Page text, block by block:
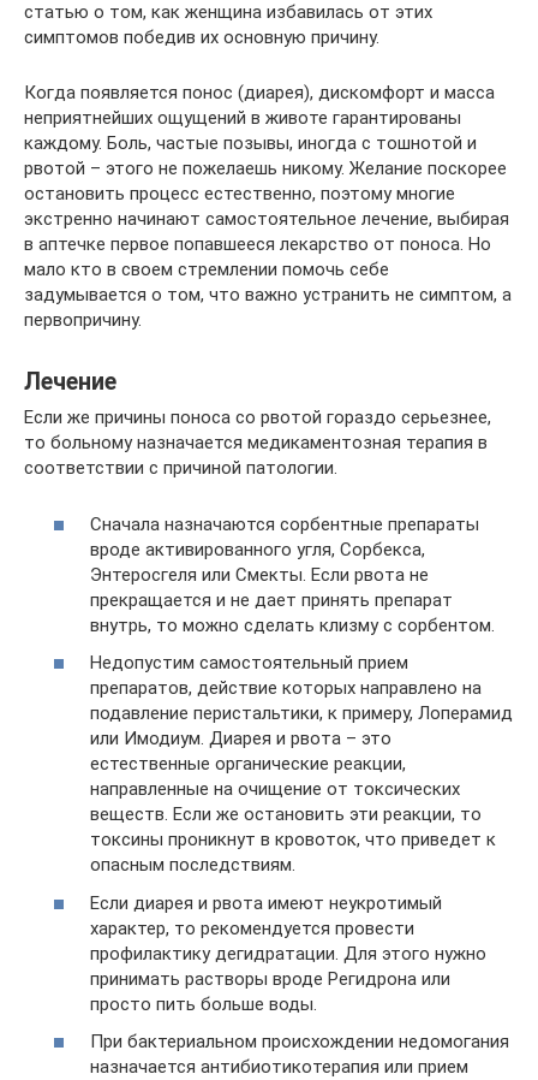
статью о том, как женщина избавилась от этих
симптомов победив их основную причину.
Когда появляется понос (диарея), дискомфорт и масса
неприятнейших ощущений в животе гарантированы
каждому. Боль, частые позывы, иногда с тошнотой и
рвотой – этого не пожелаешь никому. Желание поскорее
остановить процесс естественно, поэтому многие
экстренно начинают самостоятельное лечение, выбирая
в аптечке первое попавшееся лекарство от поноса. Но
мало кто в своем стремлении помочь себе
задумывается о том, что важно устранить не симптом, а
первопричину.
Лечение
Если же причины поноса со рвотой гораздо серьезнее,
то больному назначается медикаментозная терапия в
соответствии с причиной патологии.
Сначала назначаются сорбентные препараты
вроде активированного угля, Сорбекса,
Энтеросгеля или Смекты. Если рвота не
прекращается и не дает принять препарат
внутрь, то можно сделать клизму с сорбентом.
Недопустим самостоятельный прием
препаратов, действие которых направлено на
подавление перистальтики, к примеру, Лоперамид
или Имодиум. Диарея и рвота – это
естественные органические реакции,
направленные на очищение от токсических
веществ. Если же остановить эти реакции, то
токсины проникнут в кровоток, что приведет к
опасным последствиям.
Если диарея и рвота имеют неукротимый
характер, то рекомендуется провести
профилактику дегидратации. Для этого нужно
принимать растворы вроде Регидрона или
просто пить больше воды.
При бактериальном происхождении недомогания
назначается антибиотикотерапия или прием